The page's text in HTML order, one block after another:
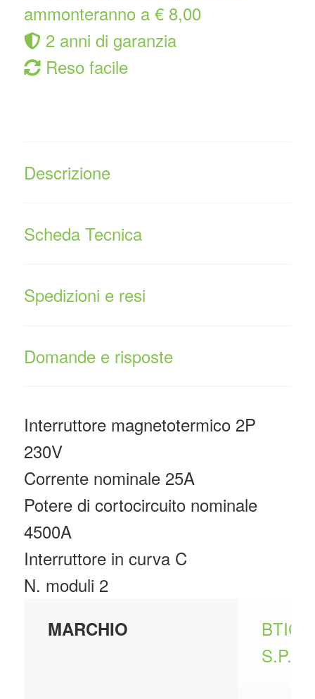
ammonteranno a € 8,00
2 anni di garanzia
Reso facile
Descrizione
Scheda Tecnica
Spedizioni e resi
Domande e risposte
Interruttore magnetotermico 2P
230V
Corrente nominale 25A
Potere di cortocircuito nominale
4500A
Interruttore in curva C
N. moduli 2
MARCHIO
S.P.A.